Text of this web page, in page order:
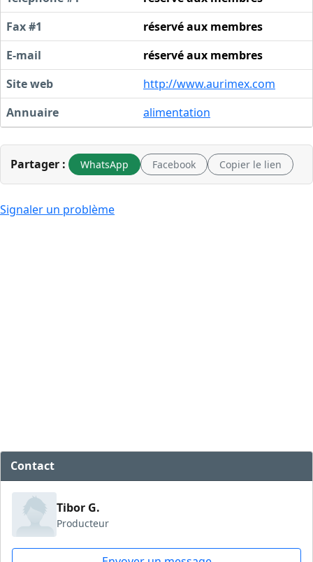
Fax #1
réservé aux membres
E-mail
réservé aux membres
Site web
http://www.aurimex.com
Annuaire
alimentation
Partager : WhatsApp Facebook Copier le lien
Signaler un problème
Contact
Tibor G.
Producteur